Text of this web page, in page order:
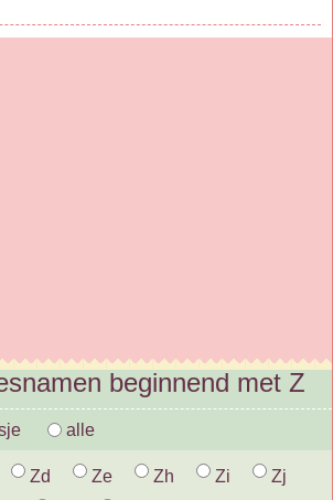
beginnend met Z
alle
Zd Ze Zh Zi
Zj